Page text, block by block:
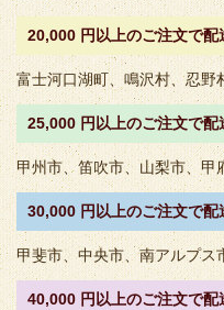
20,000 円以上のご注文で配
富士河口湖町、鳴沢村、忍野
25,000 円以上のご注文で配
甲州市、笛吹市、山梨市、甲
30,000 円以上のご注文で配
甲斐市、中央市、南アルプス
40,000 円以上のご注文で配